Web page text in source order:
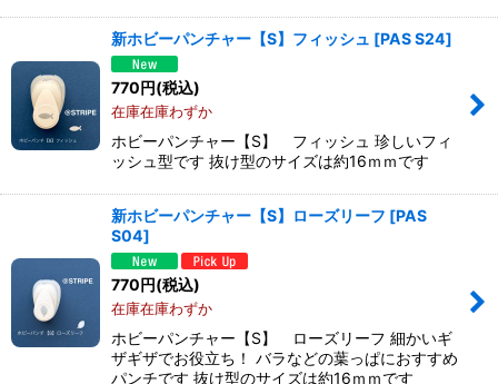
新ホビーパンチャー【S】フィッシュ [PAS S24]
770円(税込)
在庫在庫わずか
ホビーパンチャー【S】 フィッシュ 珍しいフィ
ッシュ型です 抜け型のサイズは約16ｍｍです
新ホビーパンチャー【S】ローズリーフ [PAS
S04]
770円(税込)
在庫在庫わずか
ホビーパンチャー【S】 ローズリーフ 細かいギ
ザギザでお役立ち！ バラなどの葉っぱにおすすめ
パンチです 抜け型のサイズは約16ｍｍです